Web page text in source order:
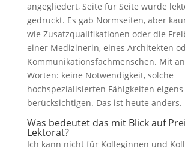
angegliedert, Seite für Seite wurde
gedruckt. Es gab Normseiten, aber
wie Zusatzqualifikationen oder die
einer Medizinerin, eines Architekten
Kommunikationsfachmenschen. Mit
Worten: keine Notwendigkeit, solche
hochspezialisierten Fähigkeiten eigens
berücksichtigen. Das ist heute anders.
Was bedeutet das mit Blick auf
Lektorat?
Ich kann nicht für Kolleginnen und